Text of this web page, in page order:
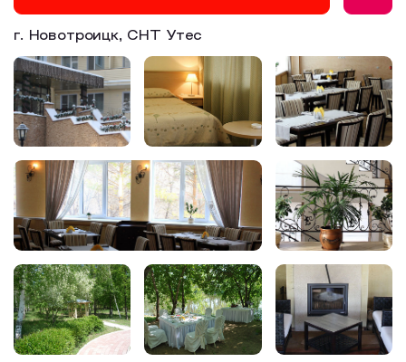
Образовательный туризм
Аттестованные экскурсоводы
Маршруты от экскурсоводов
Все маршруты
Доступная среда
г. Новотроицк, СНТ Утес